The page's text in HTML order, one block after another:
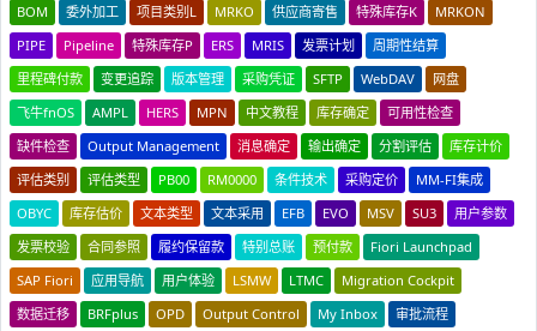
BOM
委外加工 项目类别L MRKO 供应商寄售 特殊库存K
MRKON
PIPE
Pipeline 特殊库存P ERS MRIS 发票计划
周期性结算
里程碑付款
变更追踪 版本管理 采购凭证 SFTP WebDAV
网盘
飞牛fnOS
AMPL HERS MPN 中文教程 库存确定
可用性检查
缺件检查
Output Management 消息确定 输出确定 分割评估
库存计价
评估类别
评估类型 PB00 RM0000 条件技术 采购定价
MM-FI集成
OBYC
库存估价 文本类型 文本采用 EFB EVO MSV SU3
用户参数
发票校验
合同参照 履约保留款 特别总账 预付款
Fiori Launchpad
SAP Fiori
应用导航 用户体验 LSMW LTMC
Migration Cockpit
数据迁移
BRFplus OPD Output Control My Inbox
审批流程